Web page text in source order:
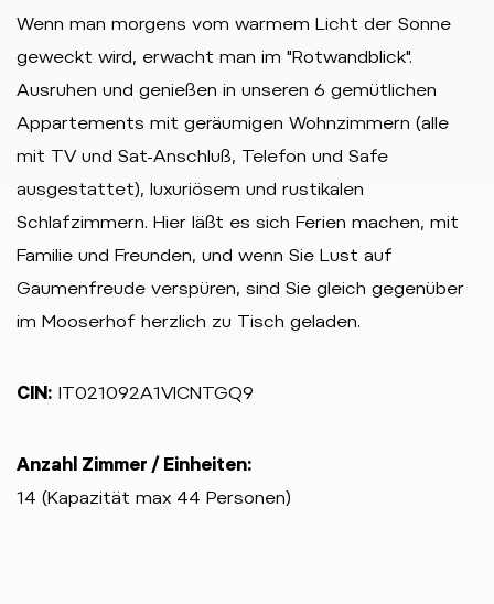
Wenn man morgens vom warmem Licht der Sonne
geweckt wird, erwacht man im "Rotwandblick".
Ausruhen und genießen in unseren 6 gemütlichen
Appartements mit geräumigen Wohnzimmern (alle
mit TV und Sat-Anschluß, Telefon und Safe
ausgestattet), luxuriösem und rustikalen
Schlafzimmern. Hier läßt es sich Ferien machen, mit
Familie und Freunden, und wenn Sie Lust auf
Gaumenfreude verspüren, sind Sie gleich gegenüber
im Mooserhof herzlich zu Tisch geladen.
CIN: IT021092A1VICNTGQ9
Anzahl Zimmer / Einheiten:
14 (Kapazität max 44 Personen)